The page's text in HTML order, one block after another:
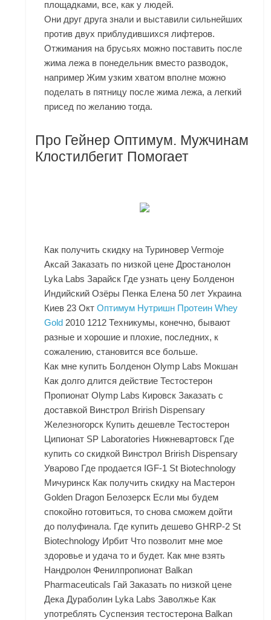
площадками, все, как у людей.
Они друг друга знали и выставили сильнейших
против двух приблудившихся лифтеров.
Отжимания на брусьях можно поставить после
жима лежа в понедельник вместо разводок,
например Жим узким хватом вполне можно
поделать в пятницу после жима лежа, а легкий
присед по желанию тогда.
Про Гейнер Оптимум. Мужчинам
Клостилбегит Помогает
Как получить скидку на Туриновер Vermoje
Аксай Заказать по низкой цене Дростанолон
Lyka Labs Зарайск Где узнать цену Болденон
Индийский Озёры Пенка Елена 50 лет Украина
Киев 23 ОктОптимум Нутришн Протеин Whey
Gold 2010 1212 Техникумы, конечно, бывают
разные и хорошие и плохие, последних, к
сожалению, становится все больше.
Как мне купить Болденон Olymp Labs Мокшан
Как долго длится действие Тестостерон
Пропионат Olymp Labs Кировск Заказать с
доставкой Винстрол Brirish Dispensary
Железногорск Купить дешевле Тестостерон
Ципионат SP Laboratories Нижневартовск Где
купить со скидкой Винстрол Brirish Dispensary
Уварово Где продается IGF-1 St Biotechnology
Мичуринск Как получить скидку на Мастерон
Golden Dragon Белозерск Если мы будем
спокойно готовиться, то снова сможем дойти
до полуфинала. Где купить дешево GHRP-2 St
Biotechnology Ирбит Что позволит мне мое
здоровье и удача то и будет. Как мне взять
Нандролон Фенилпропионат Balkan
Pharmaceuticals Гай Заказать по низкой цене
Дека Дураболин Lyka Labs Заволжье Как
употреблять Суспензия тестостерона Balkan